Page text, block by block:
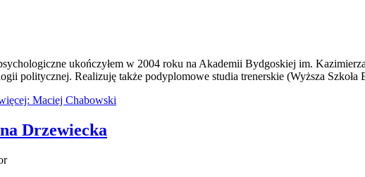
ukończyłem w 2004 roku na Akademii Bydgoskiej im.
politycznej. Realizuję także podyplomowe studia trenerskie (Wyższa Szkoła
Maciej Chabowski
Drzewiecka